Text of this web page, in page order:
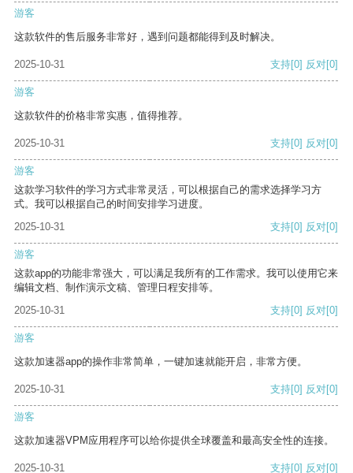
游客
这款软件的售后服务非常好，遇到问题都能得到及时解决。
2025-10-31 支持[0] 反对[0]
游客
这款软件的价格非常实惠，值得推荐。
2025-10-31 支持[0] 反对[0]
游客
这款学习软件的学习方式非常灵活，可以根据自己的需求选择学习方
式。我可以根据自己的时间安排学习进度。
2025-10-31
支持[0] 反对[0]
游客
这款app的功能非常强大，可以满足我所有的工作需求。我可以使用它来
编辑文档、制作演示文稿、管理日程安排等。
2025-10-31
支持[0] 反对[0]
游客
这款加速器app的操作非常简单，一键加速就能开启，非常方便。
2025-10-31 支持[0] 反对[0]
游客
这款加速器VPM应用程序可以给你提供全球覆盖和最高安全性的连接。
2025-10-31 支持[0] 反对[0]